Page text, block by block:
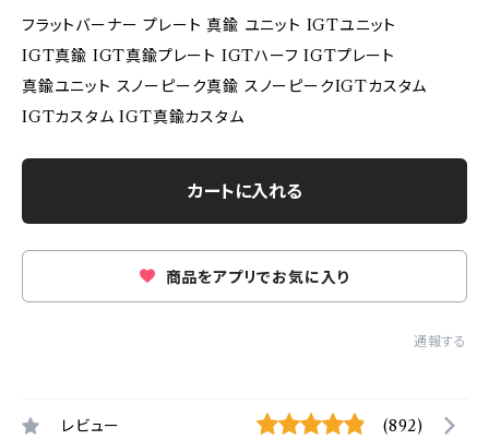
フラットバーナー プレート 真鍮 ユニット IGTユニット
IGT真鍮 IGT真鍮プレート IGTハーフ IGTプレート
真鍮ユニット スノーピーク真鍮 スノーピークIGTカスタム
IGTカスタム IGT真鍮カスタム
カートに入れる
商品をアプリでお気に入り
通報する
レビュー (892)